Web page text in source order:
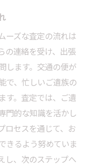
ーズな査定の流れは
の連絡を受け、出張
します。交通の便が
で、忙しいご遺族の
す。査定では、ご遺
門的な知識を活かし
ロセスを通じて、お
きるよう努めていま
し、次のステップへ